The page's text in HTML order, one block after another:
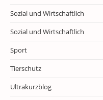
Sozial und Wirtschaftlich
Sozial und Wirtschaftlich
Sport
Tierschutz
Ultrakurzblog